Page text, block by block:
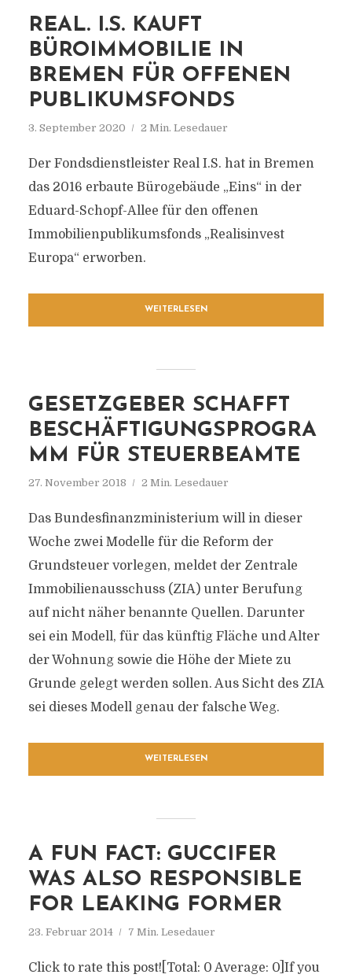
REAL. I.S. KAUFT
BÜROIMMOBILIE IN
BREMEN FÜR OFFENEN
PUBLIKUMSFONDS
3. September 2020 2 Min. Lesedauer
Der Fondsdienstleister Real I.S. hat in Bremen
das 2016 erbaute Bürogebäude „Eins“ in der
Eduard-Schopf-Allee für den offenen
Immobilienpublikumsfonds „Realisinvest
Europa“ erworben.
WEITERLESEN
GESETZGEBER SCHAFFT
BESCHÄFTIGUNGSPROGRA
MM FÜR STEUERBEAMTE
27. November 2018 2 Min. Lesedauer
Das Bundesfinanzministerium will in dieser
Woche zwei Modelle für die Reform der
Grundsteuer vorlegen, meldet der Zentrale
Immobilienausschuss (ZIA) unter Berufung
auf nicht näher benannte Quellen. Darunter
sei ein Modell, für das künftig Fläche und Alter
der Wohnung sowie die Höhe der Miete zu
Grunde gelegt werden sollen. Aus Sicht des ZIA
sei dieses Modell genau der falsche Weg.
WEITERLESEN
A FUN FACT: GUCCIFER
WAS ALSO RESPONSIBLE
FOR LEAKING FORMER
23. Februar 2014 7 Min. Lesedauer
Click to rate this post![Total: 0 Average: 0]If you